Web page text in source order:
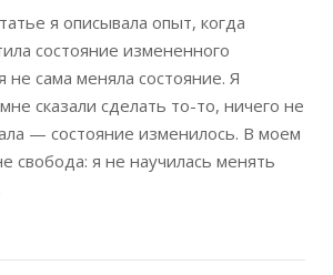
я описывала опыт, когда
состояние измененного
не сама меняла состояние. Я
сказали сделать то-то, ничего не
— состояние изменилось. В моем
свобода: я не научилась менять